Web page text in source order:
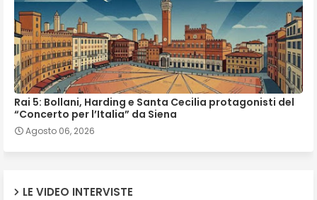
Rai 5: Bollani, Harding e Santa Cecilia protagonisti del
“Concerto per l’Italia” da Siena
Agosto 06, 2026
LE VIDEO INTERVISTE